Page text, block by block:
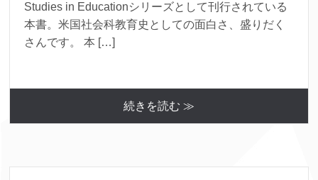
Studies in Educationシリーズとして刊行されている
本書。米国社会科教育史としての面白さ、盛りだく
さんです。 本 […]
続きを読む ≫